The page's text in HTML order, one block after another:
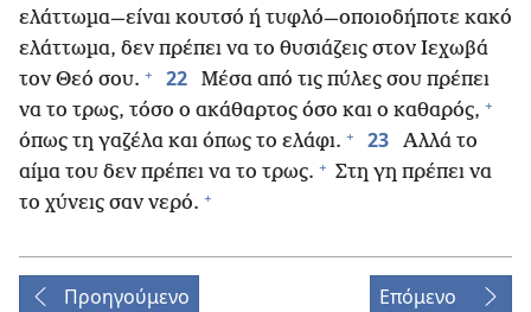
ελάττωμα—είναι κουτσό ή τυφλό—οποιοδήποτε κακό
ελάττωμα, δεν πρέπει να το θυσιάζεις στον Ιεχωβά
τον Θεό σου. + 22
Μέσα από τις πύλες σου πρέπει
να το τρως, τόσο ο ακάθαρτος όσο και ο καθαρός, +
όπως τη γαζέλα και όπως το ελάφι. + 23
Αλλά το
αίμα του δεν πρέπει να το τρως. + Στη γη πρέπει να
το χύνεις σαν νερό. +
Προηγούμενο Επόμενο